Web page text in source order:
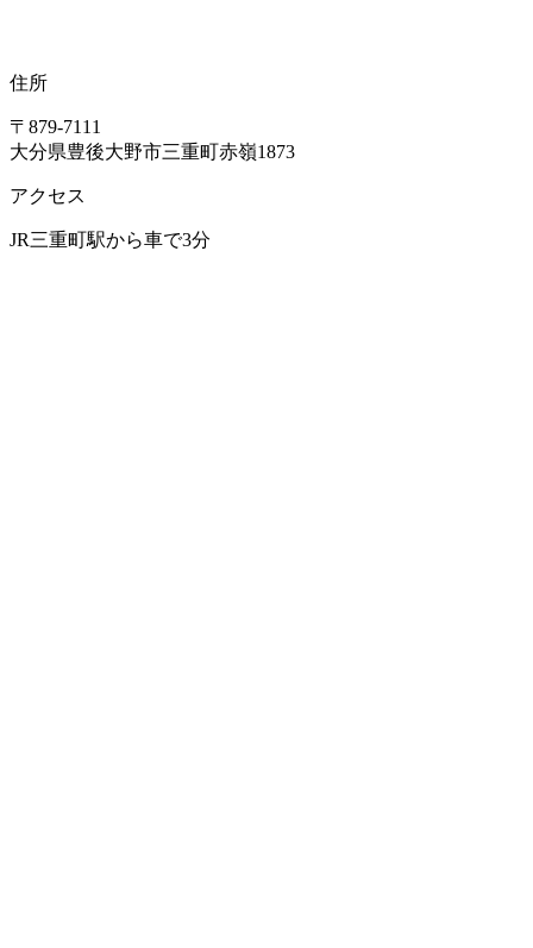
住所
〒879-7111
大分県豊後大野市三重町赤嶺1873
アクセス
JR三重町駅から車で3分